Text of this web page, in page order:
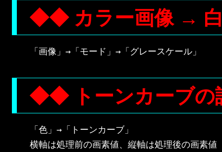
◆◆ カラー画像 →
◆◆ トーンカーブ
「色」→「トーンカーブ」
横軸は処理前の画素値、縦軸は処理後の画素値